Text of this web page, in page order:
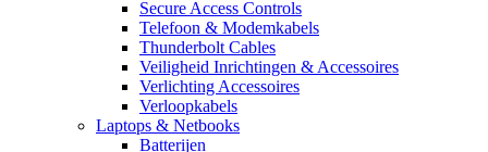
Secure Access Controls
Telefoon & Modemkabels
Thunderbolt Cables
Veiligheid Inrichtingen & Accessoires
Verlichting Accessoires
Verloopkabels
Laptops & Netbooks
Batterijen